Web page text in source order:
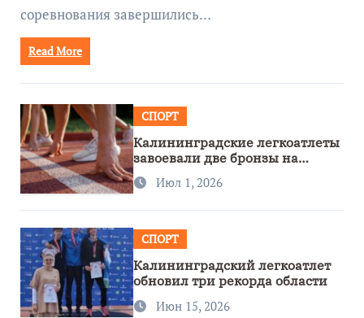
соревнования завершились…
Read More
СПОРТ
Калининградские легкоатлеты
завоевали две бронзы на
первенстве России
Июл 1, 2026
СПОРТ
Калининградский легкоатлет
обновил три рекорда области
Июн 15, 2026